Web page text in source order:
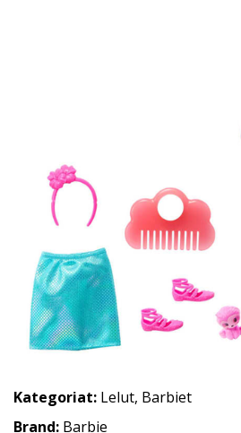
Kategoriat: Lelut, Barbiet
Brand: Barbie